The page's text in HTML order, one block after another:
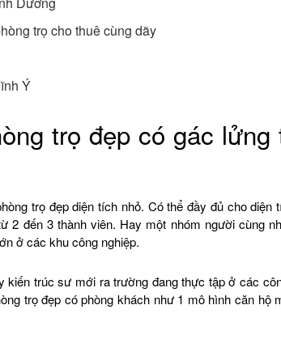
trọ cho thuê cùng dãy
Ý
trọ đẹp có gác
trọ đẹp diện tích nhỏ. Có thể đầy đủ cho diện
2 đến 3 thành viên. Hay một nhóm người cùng
ở các khu công nghiệp.
trúc sư mới ra trường đang thực tập ở các
trọ đẹp có phòng khách như 1 mô hình căn hộ